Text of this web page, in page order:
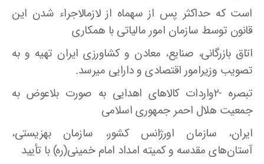
است که حداکثر پس از سهماه از لازمالاجراء شدن این
قانون توسط سازمان امور مالیاتی با همکاری
اتاق بازرگانی، صنایع، معادن و کشاورزی ایران تهیه و به
تصویب وزیرامور اقتصادی و دارایی میرسد.
تبصره -۲واردات کالاهای اهدایی به صورت بلاعوض به
جمعیت هلال احمر جمهوری اسلامی
ایران، سازمان اورژانس کشور، سازمان بهزیستی،
آستان‌های مقدسه و کمیته امداد امام خمینی(ره) با تأیید